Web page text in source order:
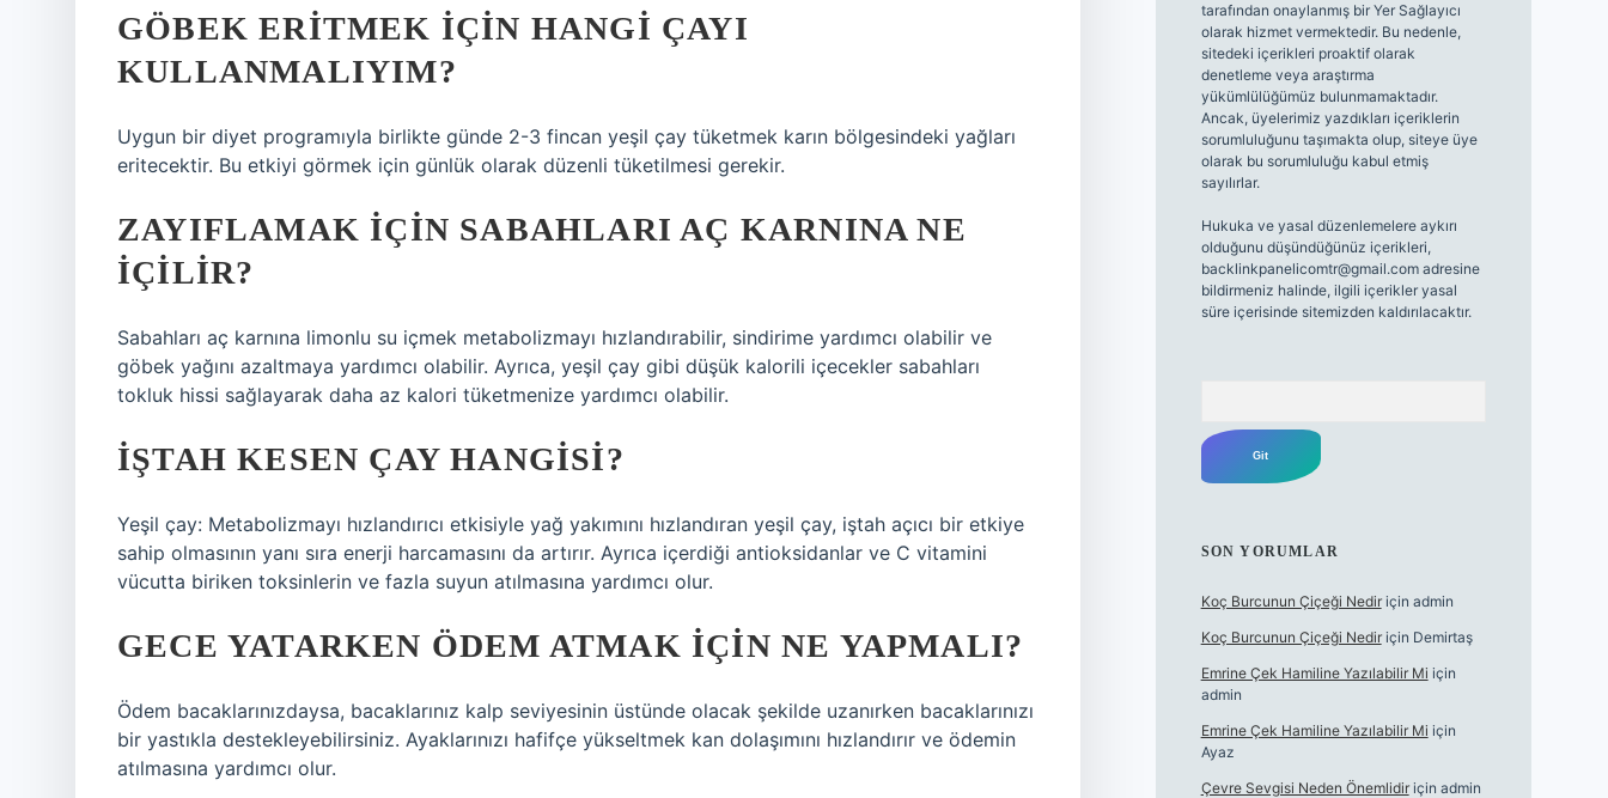
GÖBEK ERITMEK IÇIN HANGI ÇAYI
KULLANMALIYIM?
Uygun bir diyet programıyla birlikte günde 2-3 fincan yeşil çay tüketmek karın bölgesindeki yağları
eritecektir. Bu etkiyi görmek için günlük olarak düzenli tüketilmesi gerekir.
ZAYIFLAMAK IÇIN SABAHLARI AÇ KARNINA NE
IÇILIR?
Sabahları aç karnına limonlu su içmek metabolizmayı hızlandırabilir, sindirime yardımcı olabilir ve
göbek yağını azaltmaya yardımcı olabilir. Ayrıca, yeşil çay gibi düşük kalorili içecekler sabahları
tokluk hissi sağlayarak daha az kalori tüketmenize yardımcı olabilir.
İŞTAH KESEN ÇAY HANGISI?
Yeşil çay: Metabolizmayı hızlandırıcı etkisiyle yağ yakımını hızlandıran yeşil çay, iştah açıcı bir etkiye
sahip olmasının yanı sıra enerji harcamasını da artırır. Ayrıca içerdiği antioksidanlar ve C vitamini
vücutta biriken toksinlerin ve fazla suyun atılmasına yardımcı olur.
GECE YATARKEN ÖDEM ATMAK IÇIN NE YAPMALI?
Ödem bacaklarınızdaysa, bacaklarınız kalp seviyesinin üstünde olacak şekilde uzanırken bacaklarınızı
bir yastıkla destekleyebilirsiniz. Ayaklarınızı hafifçe yükseltmek kan dolaşımını hızlandırır ve ödemin
atılmasına yardımcı olur.
tarafından onaylanmış bir Yer Sağlayıcı
olarak hizmet vermektedir. Bu nedenle,
sitedeki içerikleri proaktif olarak
denetleme veya araştırma
yükümlülüğümüz bulunmamaktadır.
Ancak, üyelerimiz yazdıkları içeriklerin
sorumluluğunu taşımakta olup, siteye üye
olarak bu sorumluluğu kabul etmiş
sayılırlar.
Hukuka ve yasal düzenlemelere aykırı
olduğunu düşündüğünüz içerikleri,
backlinkpanelicomtr@gmail.comadresine
bildirmeniz halinde, ilgili içerikler yasal
süre içerisinde sitemizden kaldırılacaktır.
SON YORUMLAR
Koç Burcunun Çiçeği Nediriçin admin
Koç Burcunun Çiçeği Nediriçin Demirtaş
Emrine Çek Hamiline Yazılabilir Mi için
admin
Emrine Çek Hamiline Yazılabilir Mi için
Ayaz
Çevre Sevgisi Neden Önemlidiriçin admin